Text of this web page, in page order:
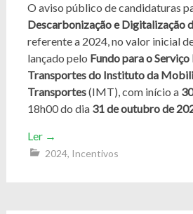
O aviso público de candidaturas
Descarbonização e Digitalização
referente a 2024, no valor inicial
lançado pelo Fundo para o
Transportes do Instituto da
Transportes(IMT), com início a
18h00 do dia 31 de outubro de
Ler →
2024, Incentivos